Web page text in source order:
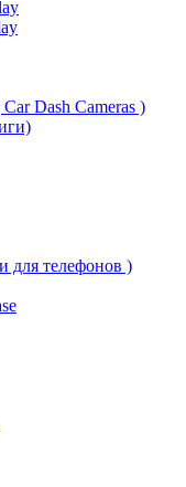
Dash Cameras )
для телефонов )